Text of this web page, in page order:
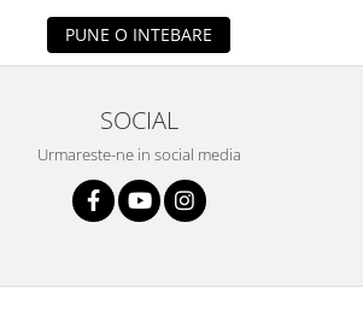
PUNE O INTEBARE
SOCIAL
Urmareste-ne in social media